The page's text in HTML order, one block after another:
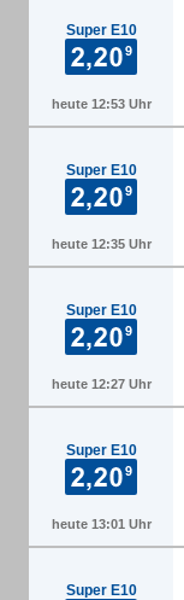
Super E10
heute 12:53 Uhr
Super E10
heute 12:35 Uhr
Super E10
heute 12:27 Uhr
Super E10
heute 13:01 Uhr
Super E10